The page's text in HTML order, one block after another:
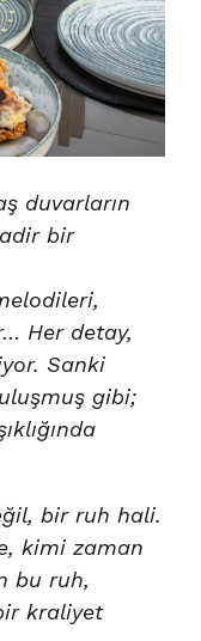
duvarların
bir
Her detay,
Sanki
gibi;
bir ruh hali.
kimi zaman
bu ruh,
kraliyet